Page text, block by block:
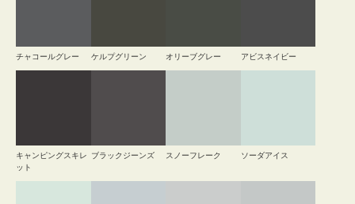
チャコールグレー ケルプグリーン オリーブグレー アビスネイビー
キャンピングスキレ
ット
ブラックジーンズ スノーフレーク ソーダアイス